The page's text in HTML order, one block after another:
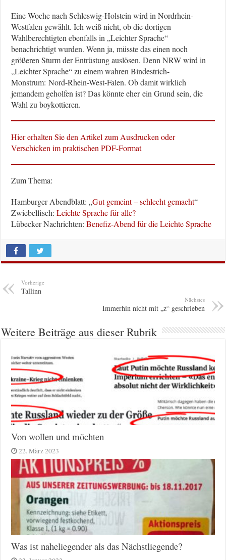
Eine Woche nach Schleswig-Holstein wird in Nordrhein-
Westfalen gewählt. Ich weiß nicht, ob die dortigen
Wahlberechtigten ebenfalls in „Leichter Sprache“
benachrichtigt wurden. Wenn ja, müsste das einen noch
größeren Sturm der Entrüstung auslösen. Denn NRW wird in
„Leichter Sprache“ zu einem wahren Bindestrich-
Monstrum: Nord-Rhein-West-Falen. Ob damit wirklich
jemandem geholfen ist? Das könnte eher ein Grund sein, die
Wahl zu boykottieren.
Hier erhalten Sie den Artikel zum Ausdrucken oder
Verschicken im praktischen PDF-Format
Zum Thema:
Hamburger Abendblatt: „Gut gemeint – schlecht gemacht“
Zwiebelfisch:Leichte Sprache für alle?
Lübecker Nachrichten:Benefiz-Abend für die Leichte Sprache
Vorherige
Tallinn
Nächstes
Immerhin nicht mit „z“ geschrieben
Weitere Beiträge aus dieser Rubrik
Von wollen und möchten
22. März 2023
Was ist naheliegender als das Nächstliegende?